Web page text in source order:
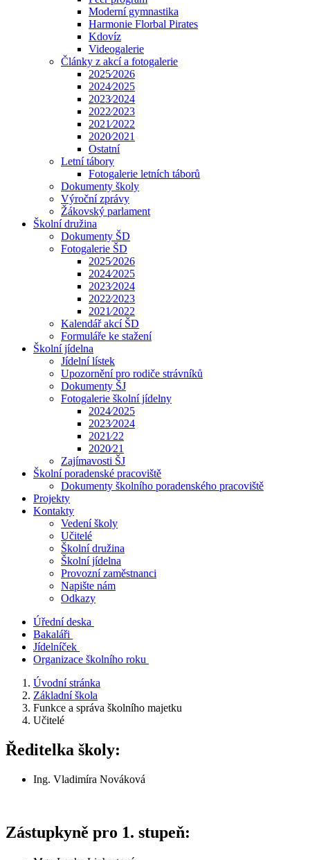
Moderní gymnastika
Harmonie Florbal Pirates
Kdovíz
Videogalerie
Články z akcí a fotogalerie
2025⁄2026
2024⁄2025
2023⁄2024
2022⁄2023
2021⁄2022
2020⁄2021
Ostatní
Letní tábory
Fotogalerie letních táborů
Dokumenty školy
Výroční zprávy
Žákovský parlament
Školní družina
Dokumenty ŠD
Fotogalerie ŠD
2025⁄2026
2024⁄2025
2023⁄2024
2022⁄2023
2021⁄2022
Kalendář akcí ŠD
Formuláře ke stažení
Školní jídelna
Jídelní lístek
Upozornění pro rodiče strávníků
Dokumenty ŠJ
Fotogalerie školní jídelny
2024⁄2025
2023⁄2024
2021⁄22
2020⁄21
Zajímavosti ŠJ
Školní poradenské pracoviště
Dokumenty školního poradenského pracoviště
Projekty
Kontakty
Vedení školy
Učitelé
Školní družina
Školní jídelna
Provozní zaměstnanci
Napište nám
Odkazy
Úřední deska
Bakaláři
Jídelníček
Organizace školního roku
Úvodní stránka
Základní škola
Funkce a správa školního majetku
Učitelé
Ředitelka školy:
Ing. Vladimíra Nováková
Zástupkyně pro 1. stupeň: